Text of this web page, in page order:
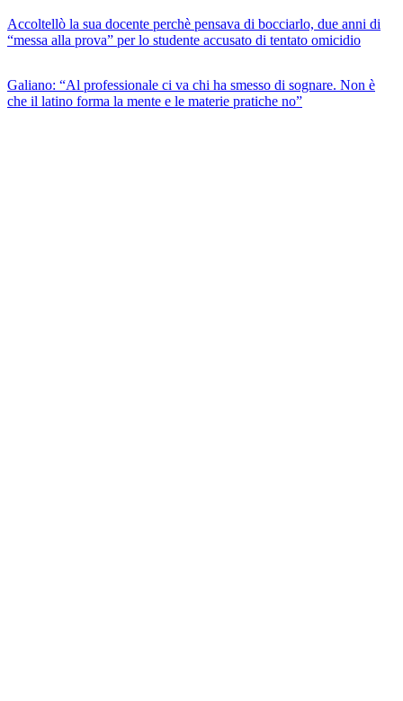
Accoltellò la sua docente perchè pensava di bocciarlo, due anni di
“messa alla prova” per lo studente accusato di tentato omicidio
Galiano: “Al professionale ci va chi ha smesso di sognare. Non è
che il latino forma la mente e le materie pratiche no”